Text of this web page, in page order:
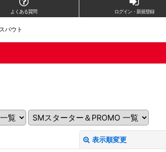
よくある質問 ログイン・新規登録
バウト
表示順変更